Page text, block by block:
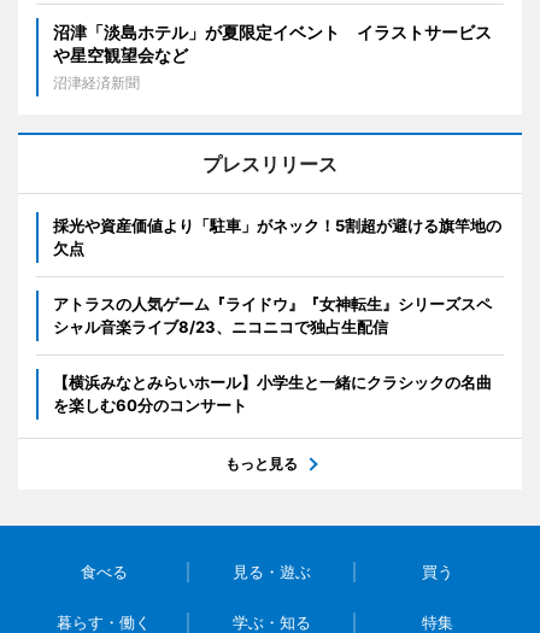
沼津「淡島ホテル」が夏限定イベント イラストサービス
や星空観望会など
沼津経済新聞
プレスリリース
採光や資産価値より「駐車」がネック！5割超が避ける旗竿地の
欠点
アトラスの人気ゲーム『ライドウ』『女神転生』シリーズスペ
シャル音楽ライブ8/23、ニコニコで独占生配信
【横浜みなとみらいホール】小学生と一緒にクラシックの名曲
を楽しむ60分のコンサート
もっと見る
食べる 見る・遊ぶ 買う
暮らす・働く 学ぶ・知る 特集